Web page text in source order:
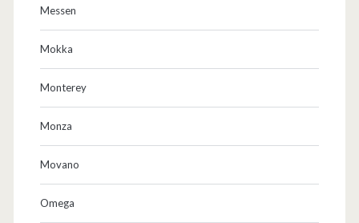
Messen
Mokka
Monterey
Monza
Movano
Omega